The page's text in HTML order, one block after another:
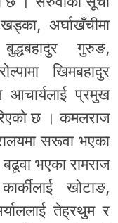
अर्घाखँचीमा
गुरुङ,
खिमबहादुर
आचार्यलाई प्रमुख
छ । कमलराज
सरूवा भएका
भएका रामराज
खोटाङ,
तेह्रथुम र